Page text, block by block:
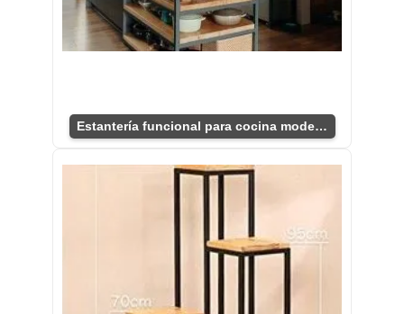
Estantería funcional para cocina moderna